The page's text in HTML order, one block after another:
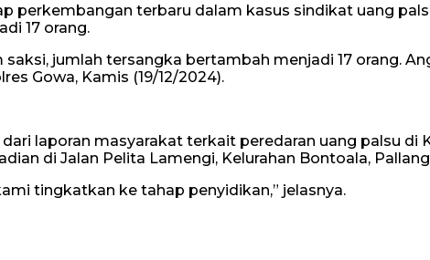
perkembangan terbaru dalam kasus sindikat uang
17 orang.
jumlah tersangka bertambah menjadi 17 orang.
Gowa, Kamis (19/12/2024).
laporan masyarakat terkait peredaran uang palsu di
di Jalan Pelita Lamengi, Kelurahan Bontoala,
tingkatkan ke tahap penyidikan,” jelasnya.